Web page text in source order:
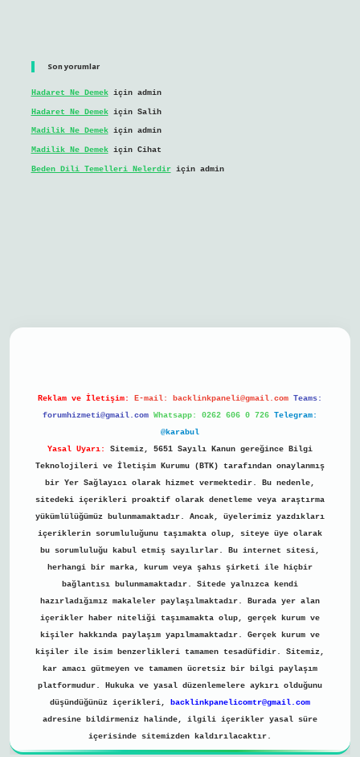
Son yorumlar
Hadaret Ne Demekiçin admin
Hadaret Ne Demekiçin Salih
Madilik Ne Demekiçin admin
Madilik Ne Demekiçin Cihat
Beden Dili Temelleri Nelerdiriçin admin
Reklam ve İletişim: E-mail: backlinkpaneli@gmail.com Teams:
forumhizmeti@gmail.com Whatsapp: 0262 606 0 726 Telegram:
@karabul
Yasal Uyarı:
Sitemiz, 5651 Sayılı Kanun gereğince Bilgi
Teknolojileri ve İletişim Kurumu (BTK) tarafından onaylanmış
bir Yer Sağlayıcı olarak hizmet vermektedir. Bu nedenle,
sitedeki içerikleri proaktif olarak denetleme veya araştırma
yükümlülüğümüz bulunmamaktadır. Ancak, üyelerimiz yazdıkları
içeriklerin sorumluluğunu taşımakta olup, siteye üye olarak
bu sorumluluğu kabul etmiş sayılırlar. Bu internet sitesi,
herhangi bir marka, kurum veya şahıs şirketi ile hiçbir
bağlantısı bulunmamaktadır. Sitede yalnızca kendi
hazırladığımız makaleler paylaşılmaktadır. Burada yer alan
içerikler haber niteliği taşımamakta olup, gerçek kurum ve
kişiler hakkında paylaşım yapılmamaktadır. Gerçek kurum ve
kişiler ile isim benzerlikleri tamamen tesadüfidir. Sitemiz,
kar amacı gütmeyen ve tamamen ücretsiz bir bilgi paylaşım
platformudur. Hukuka ve yasal düzenlemelere aykırı olduğunu
düşündüğünüz içerikleri,
backlinkpanelicomtr@gmail.com
adresine bildirmeniz halinde, ilgili içerikler yasal süre
içerisinde sitemizden kaldırılacaktır.